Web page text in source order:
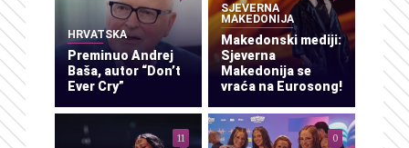
HRVATSKA
Preminuo Andrej
Baša, autor “Don’t
Ever Cry”
SJEVERNA
MAKEDONIJA
Makedonski mediji:
Sjeverna
Makedonija se
vraća na Eurosong!
11 0